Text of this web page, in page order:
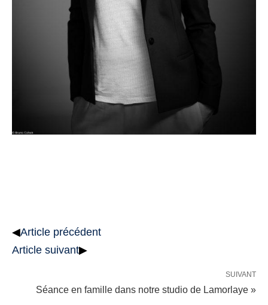
◀Article précédent
Article suivant▶
SUIVANT
Séance en famille dans notre studio de Lamorlaye »